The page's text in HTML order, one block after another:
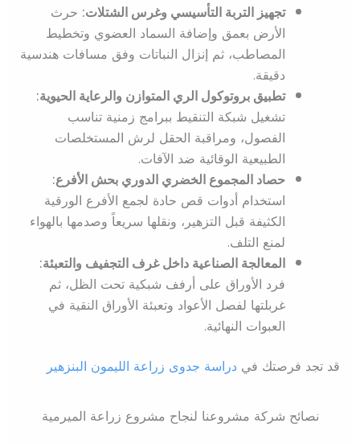
تجهيز التربة التأسيسي وغرس الشتلات:حرث
الأرض بعمق وإضافة السماد العضوي وتخطيط
المصاطب، ثم إنزال النباتات وفق مسافات هندسية
دقيقة.
تطبيق بروتوكول الري المتوازن والرعاية الحيوية:
تشغيل شبكة التنقيط ببرامج زمنية تناسب
الفصول، ومراقبة الحقل لرش المستخلصات
الطبيعية الوقائية ضد الآفات.
حصاد المجموع الخضري الدوري بحش الأفرع:
استخدام أدوات قص حادة لجمع الأفرع الورقية
الكثيفة قبل التزهير، ونقلها سريعاً وصدمها بالهواء
لمنع التلف.
المعالجة الصناعية داخل غرف التجفيف والتعبئة:
فرد الأوراق على أرفف شبكية تحت الظل، ثم
غربلتها لفصل الأعواد وتعبئة الأوراق النقية في
العبوات النهائية.
قد تجد فرصتك في دراسة جدوى زراعة الليمون البنزهير
نصائح شركة مشروعنا لنجاح مشروع زراعة الميرمية